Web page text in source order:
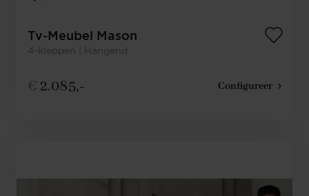
Tv-Meubel Mason
4-kleppen | Hangend
€ 2.085,- Configureer